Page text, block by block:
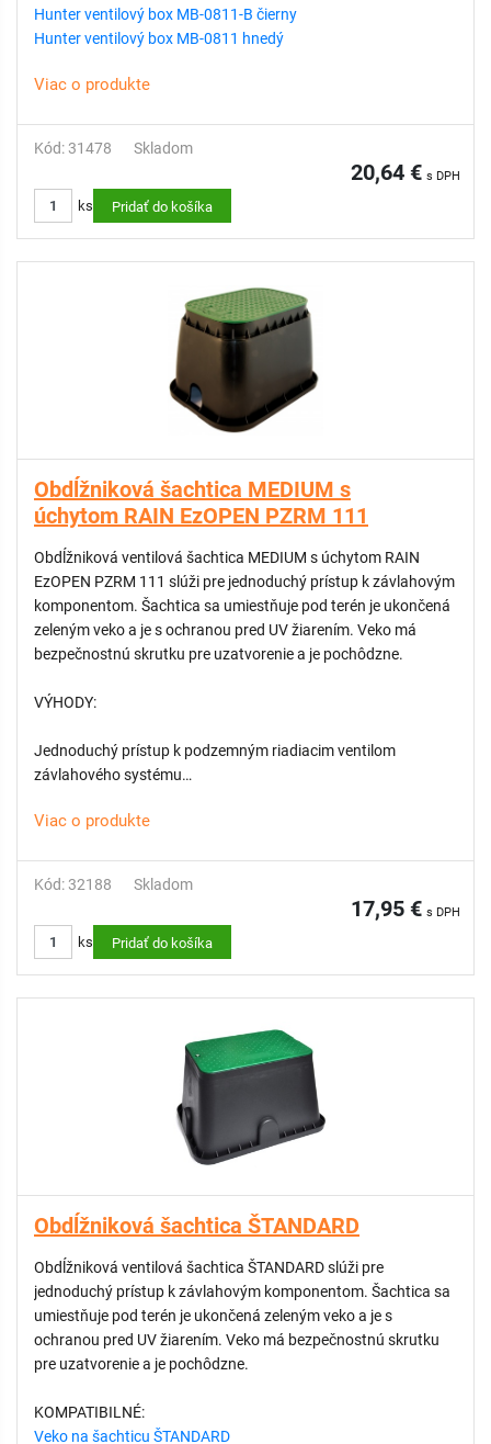
Hunter ventilový box MB-0811-B čierny
Hunter ventilový box MB-0811 hnedý
Viac o produkte
Kód: 31478 Skladom
20,64 € s DPH
ks Pridať do košíka
Obdĺžniková šachtica MEDIUM s
úchytom RAIN EzOPEN PZRM 111
Obdĺžniková ventilová šachtica MEDIUM s úchytom RAIN
EzOPEN PZRM 111 slúži pre jednoduchý prístup k závlahovým
komponentom. Šachtica sa umiestňuje pod terén je ukončená
zeleným veko a je s ochranou pred UV žiarením. Veko má
bezpečnostnú skrutku pre uzatvorenie a je pochôdzne.
VÝHODY:
Jednoduchý prístup k podzemným riadiacim ventilom
závlahového systému
Odolná konštrukcia
Viac o produkte
Kód: 32188 Skladom
17,95 € s DPH
ks Pridať do košíka
Obdĺžniková šachtica ŠTANDARD
Obdĺžniková ventilová šachtica ŠTANDARD slúži pre
jednoduchý prístup k závlahovým komponentom. Šachtica sa
umiestňuje pod terén je ukončená zeleným veko a je s
ochranou pred UV žiarením. Veko má bezpečnostnú skrutku
pre uzatvorenie a je pochôdzne.
KOMPATIBILNÉ:
Veko na šachticu ŠTANDARD